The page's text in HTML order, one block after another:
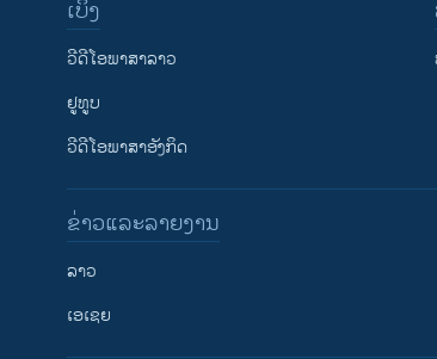
ເບິ່ງ
ວີດີໂອພາສາລາວ
ຢູທູບ
ວີດີໂອພາສາອັງກິດ
ຂ່າວແລະລາຍງານ
ລາວ
ເອເຊຍ